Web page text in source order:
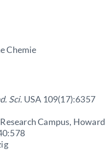
Chemie
Sci. USA 109(17):6357
Campus, Howard